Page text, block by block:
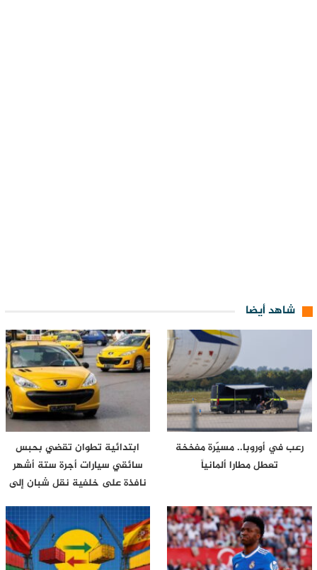
شاهد أيضا
رعب في أوروبا.. مسيّرة مفخخة
تعطل مطارا ألمانياً
ابتدائية تطوان تقضي بحبس
سائقي سيارات أجرة ستة أشهر
نافذة على خلفية نقل شبان إلى